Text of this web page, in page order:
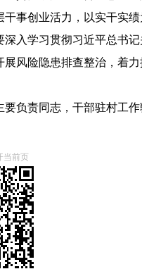
事创业活力，以实干实
学习贯彻习近平总书
风险隐患排查整治，着
责同志，干部驻村工作
当前页